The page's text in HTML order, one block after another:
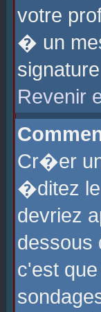
votre
� un
Revenir
Cr�er
�ditez le
devriez
dessous
c'est